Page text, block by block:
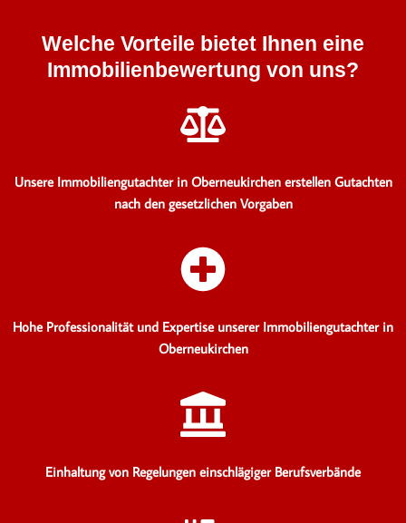
Welche Vorteile bietet Ihnen eine
Immobilienbewertung von uns?
Unsere Immobiliengutachter in Oberneukirchen erstellen Gutachten
nach den gesetzlichen Vorgaben
Hohe Professionalität und Expertise unserer Immobiliengutachter in
Oberneukirchen
Einhaltung von Regelungen einschlägiger Berufsverbände